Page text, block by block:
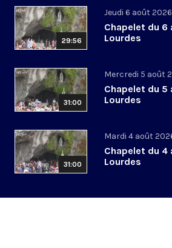
29:56
Jeudi 6 août 2026
Chapelet du 6
Lourdes
31:00
Mercredi 5 août
Chapelet du 5
Lourdes
31:00
Mardi 4 août
Chapelet du 4
Lourdes